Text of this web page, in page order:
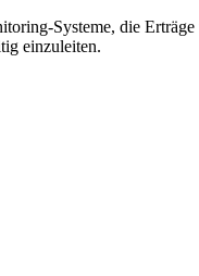
Systeme, die
einzuleiten.